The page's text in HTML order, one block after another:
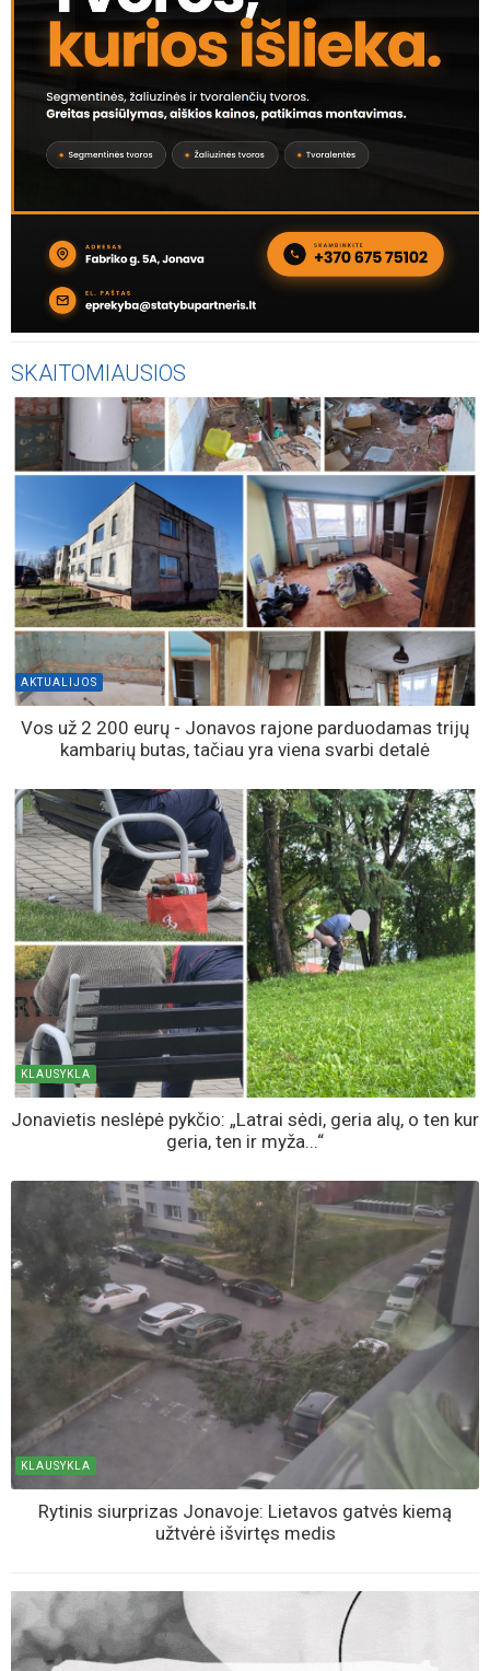
SKAITOMIAUSIOS
AKTUALIJOS
Vos už 2 200 eurų - Jonavos rajone parduodamas trijų
kambarių butas, tačiau yra viena svarbi detalė
KLAUSYKLA
Jonavietis neslėpė pykčio: „Latrai sėdi, geria alų, o ten kur
geria, ten ir myža...“
KLAUSYKLA
Rytinis siurprizas Jonavoje: Lietavos gatvės kiemą
užtvėrė išvirtęs medis